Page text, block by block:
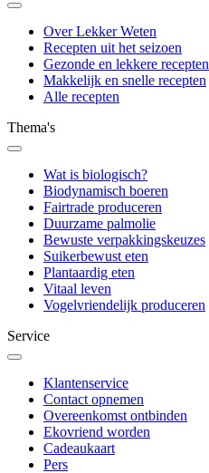
Over Lekker Weten
Recepten uit het seizoen
Gezonde en lekkere recepten
Makkelijk en snelle recepten
Alle recepten
Thema's
Wat is biologisch?
Biodynamisch boeren
Fairtrade produceren
Duurzame palmolie
Bewuste verpakkingskeuzes
Suikerbewust eten
Plantaardig eten
Vitaal leven
Vogelvriendelijk produceren
Service
Klantenservice
Contact opnemen
Overeenkomst ontbinden
Ekovriend worden
Cadeaukaart
Pers